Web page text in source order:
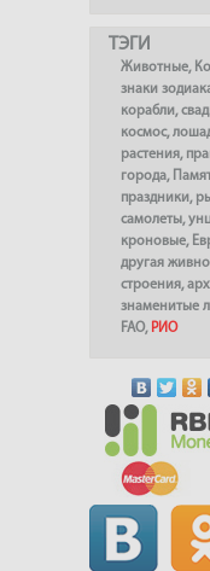
ТЭГИ
Животные,
знаки
корабли,
космос,
растения,
города,
праздники,
самолеты,
кроновые,
другая
строения,
знаменитые
FAO, РИО